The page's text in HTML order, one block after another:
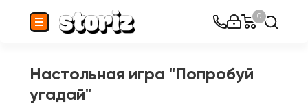
0
Настольная игра "Попробуй
угадай"